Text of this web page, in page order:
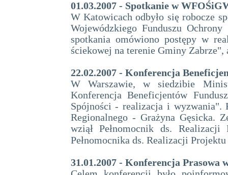
01.03.2007 - Spotkanie w
W Katowicach odbyło się robocze
Wojewódzkiego Funduszu
spotkania omówiono postępy w
ściekowej na terenie Gminy
22.02.2007 - Konferencja
W Warszawie, w siedzibie
Konferencja Beneficjentów
Spójności - realizacja i wyzwania".
Regionalnego - Grażyna Gęsicka.
wziął Pełnomocnik ds.
Pełnomocnika ds. Realizacji
31.01.2007 - Konferencja Prasowa